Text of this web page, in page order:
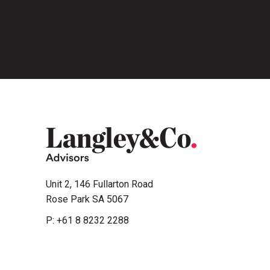
Unit 2, 146 Fullarton Road
Rose Park SA 5067
P: +61 8 8232 2288